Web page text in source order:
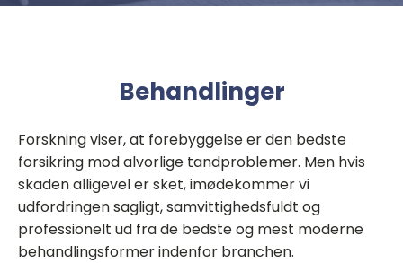
Behandlinger
Forskning viser, at forebyggelse er den bedste
forsikring mod alvorlige tandproblemer. Men hvis
skaden alligevel er sket, imødekommer vi
udfordringen sagligt, samvittighedsfuldt og
professionelt ud fra de bedste og mest moderne
behandlingsformer indenfor branchen.